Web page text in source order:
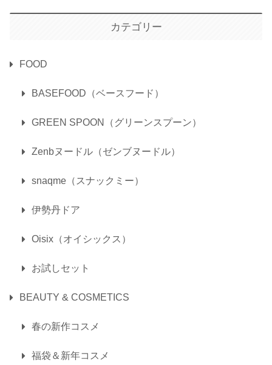
カテゴリー
FOOD
BASEFOOD（ベースフード）
GREEN SPOON（グリーンスプーン）
Zenbヌードル（ゼンブヌードル）
snaqme（スナックミー）
伊勢丹ドア
Oisix（オイシックス）
お試しセット
BEAUTY & COSMETICS
春の新作コスメ
福袋＆新年コスメ